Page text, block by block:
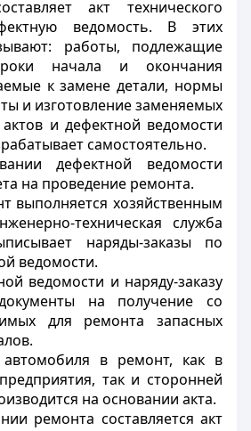
акт технического
ведомость. В этих
работы, подлежащие
начала и окончания
к замене детали, нормы
и изготовление заменяемых
и дефектной ведомости
самостоятельно.
дефектной ведомости
на проведение ремонта.
выполняется хозяйственным
техническая служба
наряды-заказы по
ведомости.
ведомости и наряду-заказу
на получение со
для ремонта запасных
в ремонт, как в
так и сторонней
на основании акта.
ремонта составляется акт